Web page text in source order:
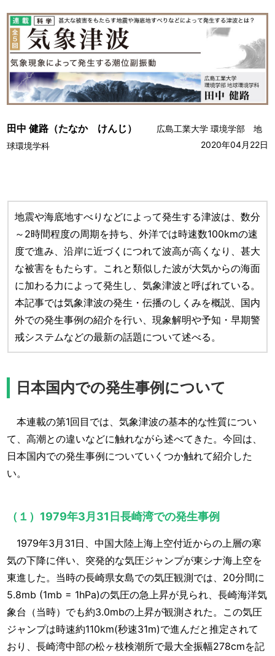
田中 健路（たなか けんじ）
広島工業大学 環境学部 地
球環境学科
2020年04月22日
地震や海底地すべりなどによって発生する津波は、数分
～2時間程度の周期を持ち、外洋では時速数100kmの速
度で進み、沿岸に近づくにつれて波高が高くなり、甚大
な被害をもたらす。これと類似した波が大気からの海面
に加わる力によって発生し、気象津波と呼ばれている。
本記事では気象津波の発生・伝播のしくみを概説、国内
外での発生事例の紹介を行い、現象解明や予知・早期警
戒システムなどの最新の話題について述べる。
日本国内での発生事例について
本連載の第1回目では、気象津波の基本的な性質につい
て、高潮との違いなどに触れながら述べてきた。今回は、
日本国内での発生事例についていくつか触れて紹介した
い。
（１）1979年3月31日長崎湾での発生事例
1979年3月31日、中国大陸上海上空付近からの上層の寒
気の下降に伴い、突発的な気圧ジャンプが東シナ海上空を
東進した。当時の長崎県女島での気圧観測では、20分間に
5.8mb (1mb = 1hPa)の気圧の急上昇が見られ、長崎海洋気
象台（当時）でも約3.0mbの上昇が観測された。この気圧
ジャンプは時速約110km(秒速31m)で進んだと推定されて
おり、長崎湾中部の松ヶ枝検潮所で最大全振幅278cmを記